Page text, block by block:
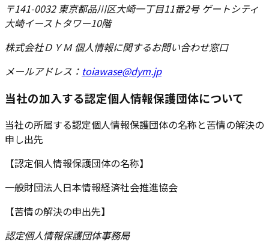
〒141-0032 東京都品川区大崎一丁目11番2号 ゲートシティ
大崎イーストタワー10階
株式会社ＤＹＭ 個人情報に関するお問い合わせ窓口
メールアドレス： toiawase@dym.jp
当社の加入する認定個人情報保護団体について
当社の所属する認定個人情報保護団体の名称と苦情の解決の
申し出先
【認定個人情報保護団体の名称】
一般財団法人日本情報経済社会推進協会
【苦情の解決の申出先】
認定個人情報保護団体事務局